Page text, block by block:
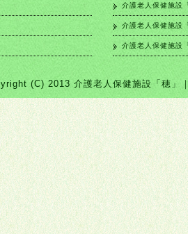
介護老人保健施設
介護老人保健施設
介護老人保健施設
(C) 2013 介護老人保健施設「穂